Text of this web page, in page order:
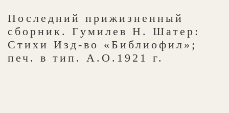
Последний прижизненный
сборник. Гумилев Н. Шатер:
Стихи Изд-во «Библиофил»;
печ. в тип. А.О.1921 г.